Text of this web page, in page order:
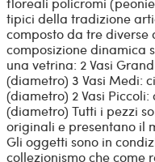
tipici della tradizione
composto da tre diverse
composizione dinamica
una vetrina: 2 Vasi
(diametro) 3 Vasi Medi:
(diametro) 2 Vasi
(diametro) Tutti i pezzi
originali e presentano il
Gli oggetti sono in
collezionismo che